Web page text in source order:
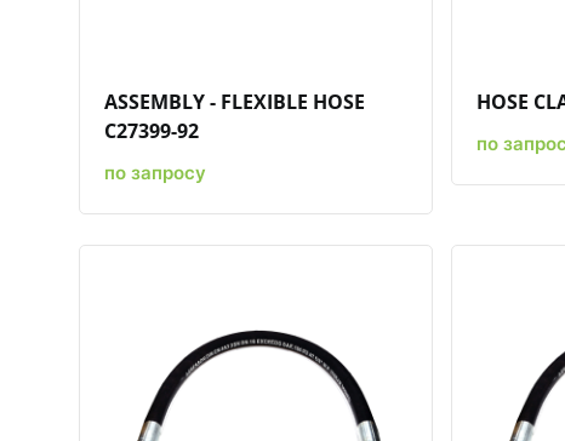
ASSEMBLY - FLEXIBLE HOSE
C27399-92
по запросу
HOSE
по